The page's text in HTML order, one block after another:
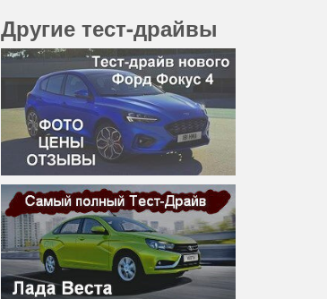
Другие тест-драйвы